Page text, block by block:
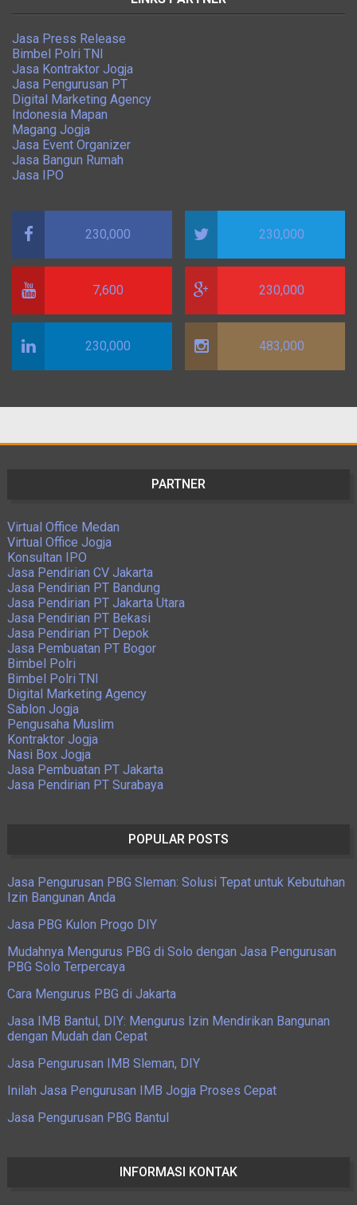
Jasa Press Release
Bimbel Polri TNI
Jasa Kontraktor Jogja
Jasa Pengurusan PT
Digital Marketing Agency
Indonesia Mapan
Magang Jogja
Jasa Event Organizer
Jasa Bangun Rumah
Jasa IPO
230,000 230,000
7,600 230,000
230,000 483,000
PARTNER
Virtual Office Medan
Virtual Office Jogja
Konsultan IPO
Jasa Pendirian CV Jakarta
Jasa Pendirian PT Bandung
Jasa Pendirian PT Jakarta Utara
Jasa Pendirian PT Bekasi
Jasa Pendirian PT Depok
Jasa Pembuatan PT Bogor
Bimbel Polri
Bimbel Polri TNI
Digital Marketing Agency
Sablon Jogja
Pengusaha Muslim
Kontraktor Jogja
Nasi Box Jogja
Jasa Pembuatan PT Jakarta
Jasa Pendirian PT Surabaya
POPULAR POSTS
Jasa Pengurusan PBG Sleman: Solusi Tepat untuk Kebutuhan
Izin Bangunan Anda
Jasa PBG Kulon Progo DIY
Mudahnya Mengurus PBG di Solo dengan Jasa Pengurusan
PBG Solo Terpercaya
Cara Mengurus PBG di Jakarta
Jasa IMB Bantul, DIY: Mengurus Izin Mendirikan Bangunan
dengan Mudah dan Cepat
Jasa Pengurusan IMB Sleman, DIY
Inilah Jasa Pengurusan IMB Jogja Proses Cepat
Jasa Pengurusan PBG Bantul
INFORMASI KONTAK